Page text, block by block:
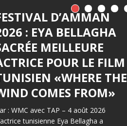
D’AMMAN
: EYA BELLAGHA
MEILLEURE
POUR LE FILM
«WHERE THE
COMES FROM»
: WMC avec TAP – 4 août 2026
tunisienne Eya Bellagha a